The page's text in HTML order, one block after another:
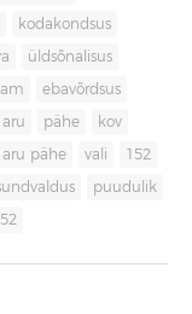
kodakondsus
üldsõnalisus
ebavõrdsus
aru pähe kov
aru pähe vali 152
puudulik